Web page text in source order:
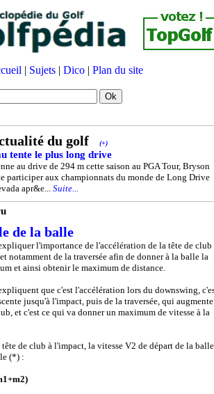
| Sujets | Dico | Plan du site
du golf (+)
tente le plus long drive
au drive de 294 m cette saison au PGA Tour, Bryson
participer aux championnats du monde de Long Drive
apr&e... Suite...
de la balle
l'importance de l'accélération de la tête de club
notamment de la traversée afin de donner à la balle la
et ainsi obtenir le maximum de distance.
que c'est l'accélération lors du downswing,
jusqu'à l'impact, puis de la traversée, qui augmente
et c'est ce qui va donner un maximum de vitesse à la
de club à l'impact, la vitesse V2 de départ de la balle
(*) :